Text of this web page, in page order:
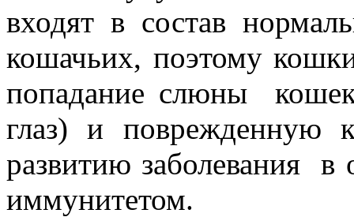
входят в состав
кошачьих, поэтому
попадание слюны
глаз) и поврежденную
развитию заболевания
иммунитетом.